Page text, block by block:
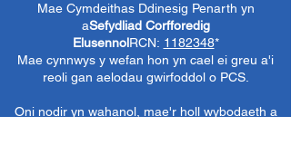
Mae Cymdeithas Ddinesig Penarth yn
aSefydliad Corfforedig
ElusennolRCN: 1182348*
Mae cynnwys y wefan hon yn cael ei greu a'i
reoli gan aelodau gwirfoddol o PCS.
Oni nodir yn wahanol, mae'r holl wybodaeth a